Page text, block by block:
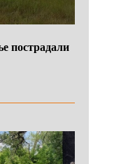
пострадали